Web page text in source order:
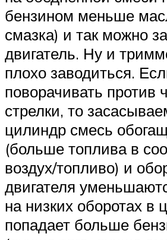
бензином меньше
смазка) и так можно
двигатель. Ну и
плохо заводиться.
поворачивать против
стрелки, то
цилиндр смесь
(больше топлива в
воздух/топливо) и
двигателя
на низких оборотах в
попадает больше